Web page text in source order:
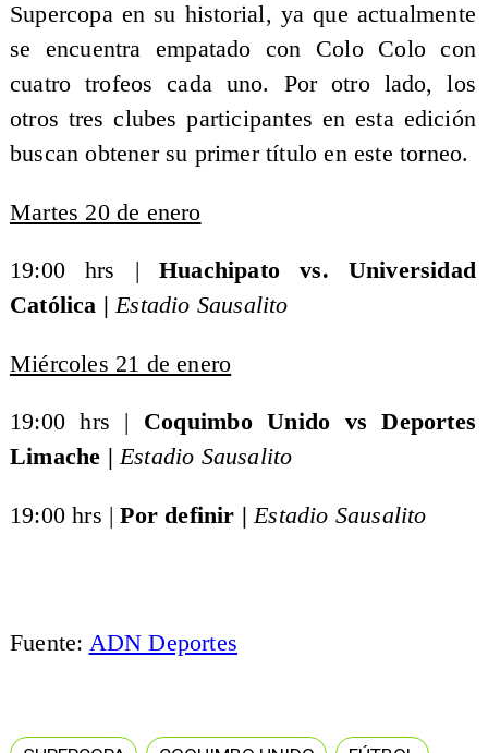
Supercopa en su historial, ya que actualmente
se encuentra empatado con Colo Colo con
cuatro trofeos cada uno. Por otro lado, los
otros tres clubes participantes en esta edición
buscan obtener su primer título en este torneo.
Martes 20 de enero
19:00 hrs |Huachipato vs. Universidad
Católica |Estadio Sausalito
Miércoles 21 de enero
19:00 hrs | Coquimbo Unido vs Deportes
Limache |Estadio Sausalito
19:00 hrs |Por definir | Estadio Sausalito
Fuente: ADN Deportes